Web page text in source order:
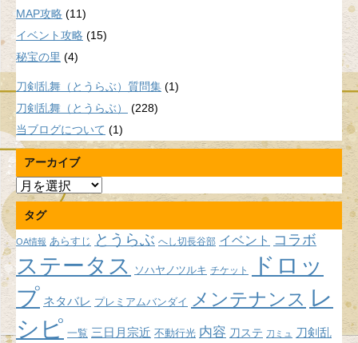
MAP攻略 (11)
イベント攻略 (15)
秘宝の里 (4)
刀剣乱舞（とうらぶ）質問集 (1)
刀剣乱舞（とうらぶ）
(228)
当ブログについて (1)
アーカイブ
ア
ー
カ
イ
ブ
タグ
OA情報 あらすじ とうらぶ へし切長谷部 イベント コラボ
ステータス ソハヤノツルキ チケット
ドロッ
プ ネタバレ プレミアムバンダイ メンテナンス レ
シピ 一覧 三日月宗近 不動行光 内容 刀ステ 刀ミュ
刀剣乱